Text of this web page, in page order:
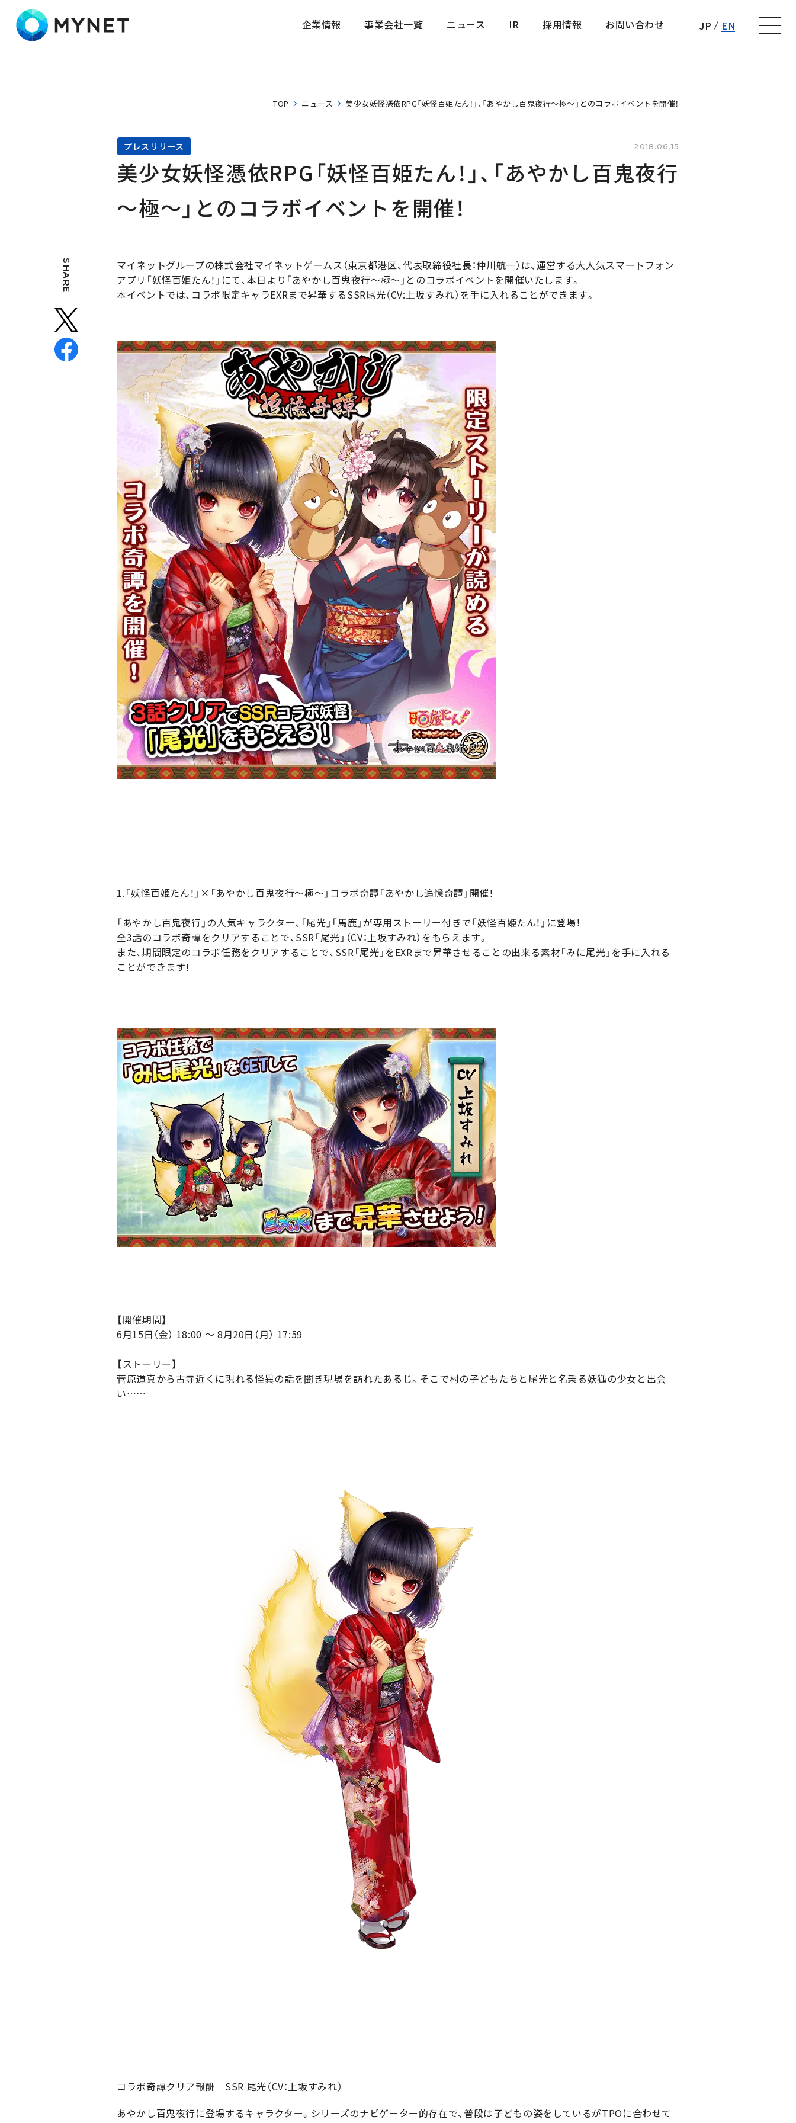
企業情報
事業会社一覧
ニュース
IR
採用情報
お問い合わせ
JP EN
TOP ニュース 美少女妖怪憑依RPG「妖怪百姫たん！」、「あやかし百鬼夜行～極～」とのコラボイベントを開催！
プレスリリース 2018.06.15
美少女妖怪憑依RPG「妖怪百姫たん！」、「あやかし百鬼夜行
～極～」とのコラボイベントを開催！
SHARE
マイネットグループの株式会社マイネットゲームス（東京都港区、代表取締役社長：仲川航一）は、運営する大人気スマートフォン
アプリ「妖怪百姫たん！」にて、本日より「あやかし百鬼夜行～極～」とのコラボイベントを開催いたします。
本イベントでは、コラボ限定キャラEXRまで昇華するSSR尾光（CV:上坂すみれ）を手に入れることができます。
1.「妖怪百姫たん！」×「あやかし百鬼夜行～極～」コラボ奇譚「あやかし追憶奇譚」開催！
「あやかし百鬼夜行」の人気キャラクター、「尾光」「馬鹿」が専用ストーリー付きで「妖怪百姫たん！」に登場！
全3話のコラボ奇譚をクリアすることで、SSR「尾光」（CV：上坂すみれ）をもらえます。
また、期間限定のコラボ任務をクリアすることで、SSR「尾光」をEXRまで昇華させることの出来る素材「みに尾光」を手に入れる
ことができます！
【開催期間】
6月15日（金） 18:00 ～ 8月20日（月） 17:59
【ストーリー】
菅原道真から古寺近くに現れる怪異の話を聞き現場を訪れたあるじ。そこで村の子どもたちと尾光と名乗る妖狐の少女と出会
い……
コラボ奇譚クリア報酬 SSR 尾光（CV：上坂すみれ）
あやかし百鬼夜行に登場するキャラクター。シリーズのナビゲーター的存在で、普段は子どもの姿をしているがTPOに合わせて